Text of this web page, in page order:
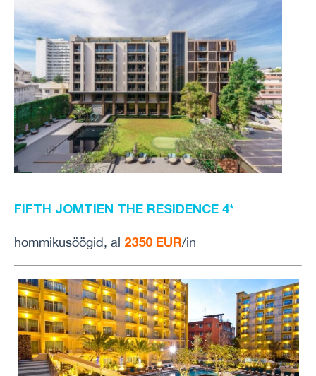
FIFTH JOMTIEN THE RESIDENCE 4*
hommikusöögid, al 2350 EUR/in